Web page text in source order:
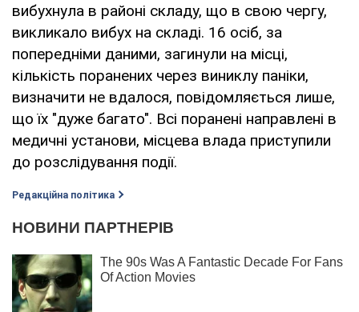
вибухнула в районі складу, що в свою чергу,
викликало вибух на складі. 16 осіб, за
попередніми даними, загинули на місці,
кількість поранених через виниклу паніки,
визначити не вдалося, повідомляється лише,
що їх "дуже багато". Всі поранені направлені в
медичні установи, місцева влада приступили
до розслідування події.
Редакційна політика